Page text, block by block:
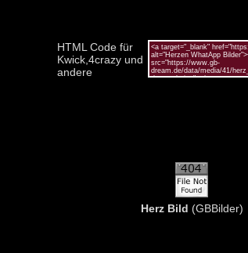
HTML Code für
Kwick,4crazy und
andere
Herz Bild (GBBilder)